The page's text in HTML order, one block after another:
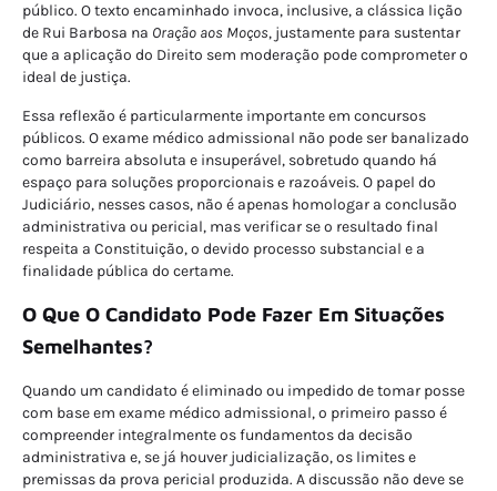
público. O texto encaminhado invoca, inclusive, a clássica lição
de Rui Barbosa na Oração aos Moços, justamente para sustentar
que a aplicação do Direito sem moderação pode comprometer o
ideal de justiça.
Essa reflexão é particularmente importante em concursos
públicos. O exame médico admissional não pode ser banalizado
como barreira absoluta e insuperável, sobretudo quando há
espaço para soluções proporcionais e razoáveis. O papel do
Judiciário, nesses casos, não é apenas homologar a conclusão
administrativa ou pericial, mas verificar se o resultado final
respeita a Constituição, o devido processo substancial e a
finalidade pública do certame.
O Que O Candidato Pode Fazer Em Situações
Semelhantes?
Quando um candidato é eliminado ou impedido de tomar posse
com base em exame médico admissional, o primeiro passo é
compreender integralmente os fundamentos da decisão
administrativa e, se já houver judicialização, os limites e
premissas da prova pericial produzida. A discussão não deve se